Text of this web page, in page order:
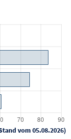
vom 05.08.2026)